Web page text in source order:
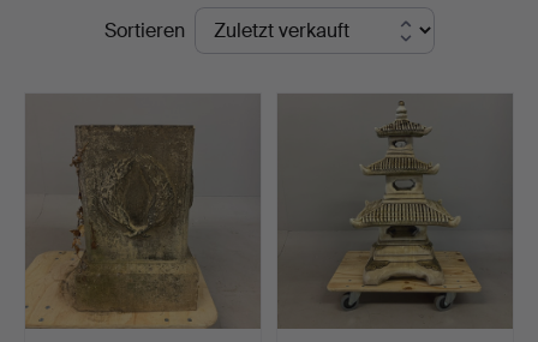
Auctions
EndpreiseSortieren